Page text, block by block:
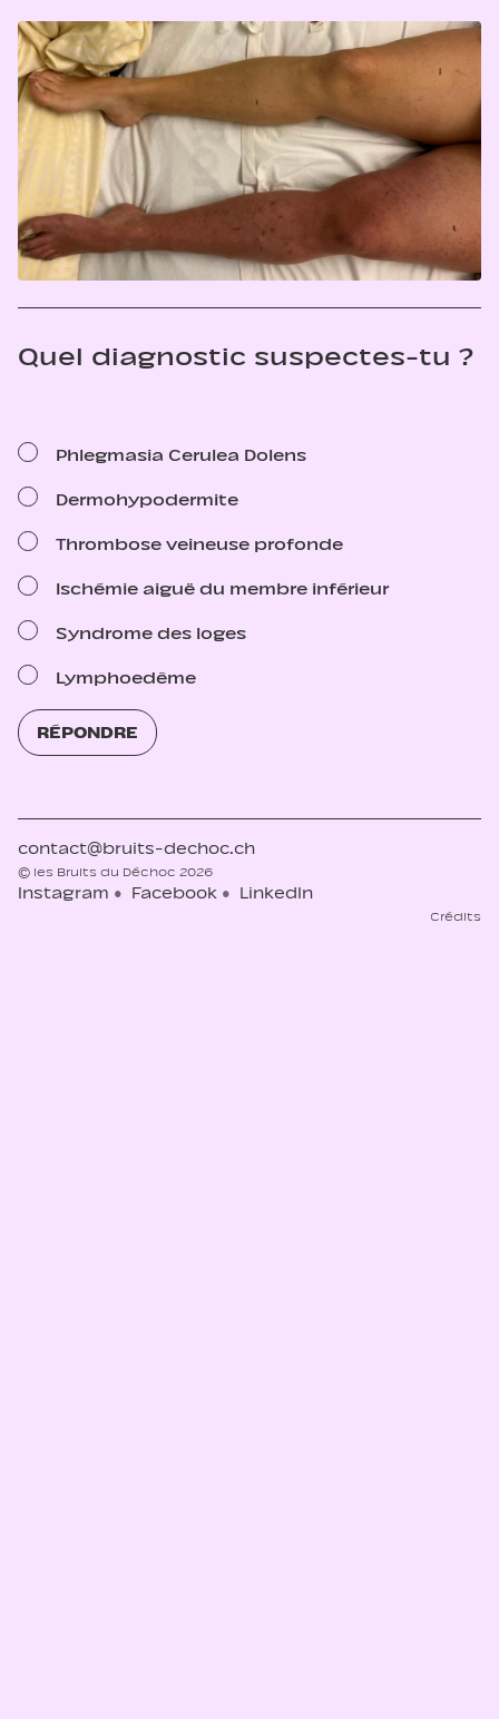
Quel diagnostic suspectes-tu ?
Phlegmasia Cerulea Dolens
Dermohypodermite
Thrombose veineuse profonde
Ischémie aiguë du membre inférieur
Syndrome des loges
Lymphoedème
RÉPONDRE
contact@bruits-dechoc.ch
© les Bruits du Déchoc 2026
Instagram Facebook LinkedIn
Crédits